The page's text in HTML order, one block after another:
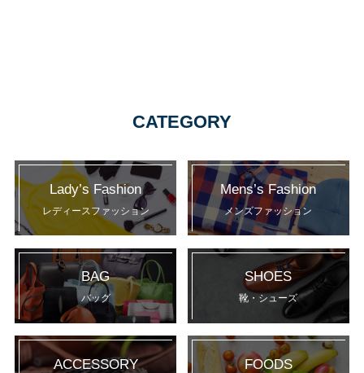
CATEGORY
Lady’s Fashion
レディースファッション
Mens’s Fashion
メンズファッション
BAG
バッグ
SHOES
靴・シューズ
ACCESSORY FOODS